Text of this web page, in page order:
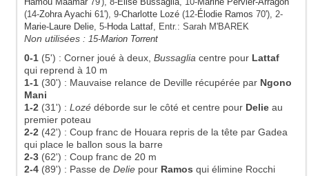
(14-Zohra Ayachi 61'), 9-Charlotte Lozé (12-Élodie Ramos 70'), 2-
Marie-Laure Delie, 5-Hoda Lattaf, Entr.: Sarah M'BAREK
Non utilisées : 15-Marion Torrent
0-1 (5') : Corner joué à deux, Bussaglia centre pour Lattaf
qui reprend à 10 m
1-1 (30') : Mauvaise relance de Deville récupérée par Ngono
Mani
1-2 (31') : Lozé déborde sur le côté et centre pour Delie au
premier poteau
2-2 (42') : Coup franc de Houara repris de la tête par Gadea
qui place le ballon sous la barre
2-3 (62') : Coup franc de 20 m
2-4 (89') : Passe de Delie pour Ramos qui élimine Rocchi